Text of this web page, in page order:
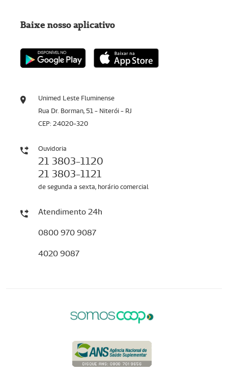
Unimed Leste Fluminense
Rua Dr. Borman, 51 - Niterói - RJ
CEP: 24020-320
Ouvidoria
21 3803-1120
21 3803-1121
de segunda a sexta, horário comercial
Atendimento 24h
0800 970 9087
4020 9087
Baixe nosso aplicativo